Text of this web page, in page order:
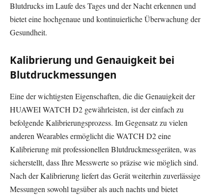
Blutdrucks im Laufe des Tages und der Nacht erkennen und
bietet eine hochgenaue und kontinuierliche Überwachung der
Gesundheit.
Kalibrierung und Genauigkeit bei
Blutdruckmessungen
Eine der wichtigsten Eigenschaften, die die Genauigkeit der
HUAWEI WATCH D2 gewährleisten, ist der einfach zu
befolgende Kalibrierungsprozess. Im Gegensatz zu vielen
anderen Wearables ermöglicht die WATCH D2 eine
Kalibrierung mit professionellen Blutdruckmessgeräten, was
sicherstellt, dass Ihre Messwerte so präzise wie möglich sind.
Nach der Kalibrierung liefert das Gerät weiterhin zuverlässige
Messungen sowohl tagsüber als auch nachts und bietet